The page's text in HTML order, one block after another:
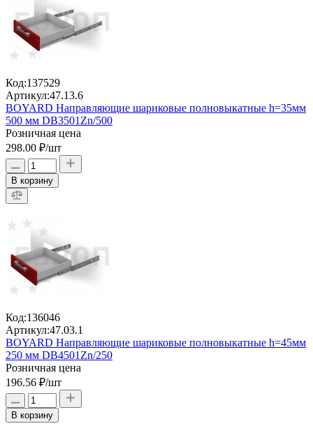
Код:137529
Артикул:47.13.6
BOYARD Направляющие шариковые полновыкатные h=35мм
500 мм DB3501Zn/500
Розничная цена
298.00 ₽/шт
В корзину
Код:136046
Артикул:47.03.1
BOYARD Направляющие шариковые полновыкатные h=45мм
250 мм DB4501Zn/250
Розничная цена
196.56 ₽/шт
В корзину